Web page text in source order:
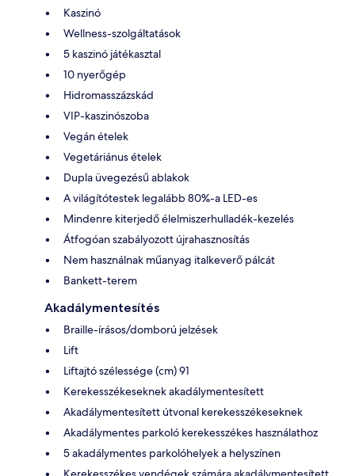
Kaszinó
Wellness-szolgáltatások
5 kaszinó játékasztal
10 nyerőgép
Hidromasszázskád
VIP-kaszinószoba
Vegán ételek
Vegetáriánus ételek
Dupla üvegezésű ablakok
A világítótestek legalább 80%-a LED-es
Mindenre kiterjedő élelmiszerhulladék-kezelés
Átfogóan szabályozott újrahasznosítás
Nem használnak műanyag italkeverő pálcát
Bankett-terem
Akadálymentesítés
Braille-írásos/domború jelzések
Lift
Liftajtó szélessége (cm) 91
Kerekesszékeseknek akadálymentesített
Akadálymentesített útvonal kerekesszékeseknek
Akadálymentes parkoló kerekesszékes használathoz
5 akadálymentes parkolóhelyek a helyszínen